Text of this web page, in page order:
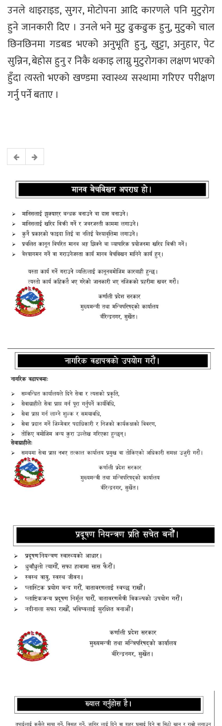
उनले थाइराइड, सुगर, मोटोपना आदि कारणले पनि मुटुरोग
हुने जानकारी दिए । उनले भने मुटु ढुकढुक हुनु, मुटुको चाल
छिनछिनमा गडबड भएको अनुभूति हुनु, खुट्टा, अनुहार, पेट
सुन्निन, बेहोस हुनु र निकै थकाइ लाग्नु मुटुरोगका लक्षण भएको
हुँदा त्यस्तो भएको खण्डमा स्वास्थ्य सस्थामा गरिएर परीक्षण
गर्नु पर्ने बताए ।